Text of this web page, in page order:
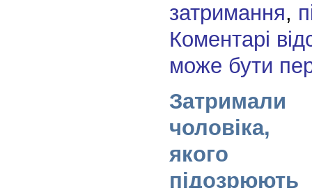
затримання,
Коментарі
може бути
Затримали
чоловіка,
якого
підозрюють